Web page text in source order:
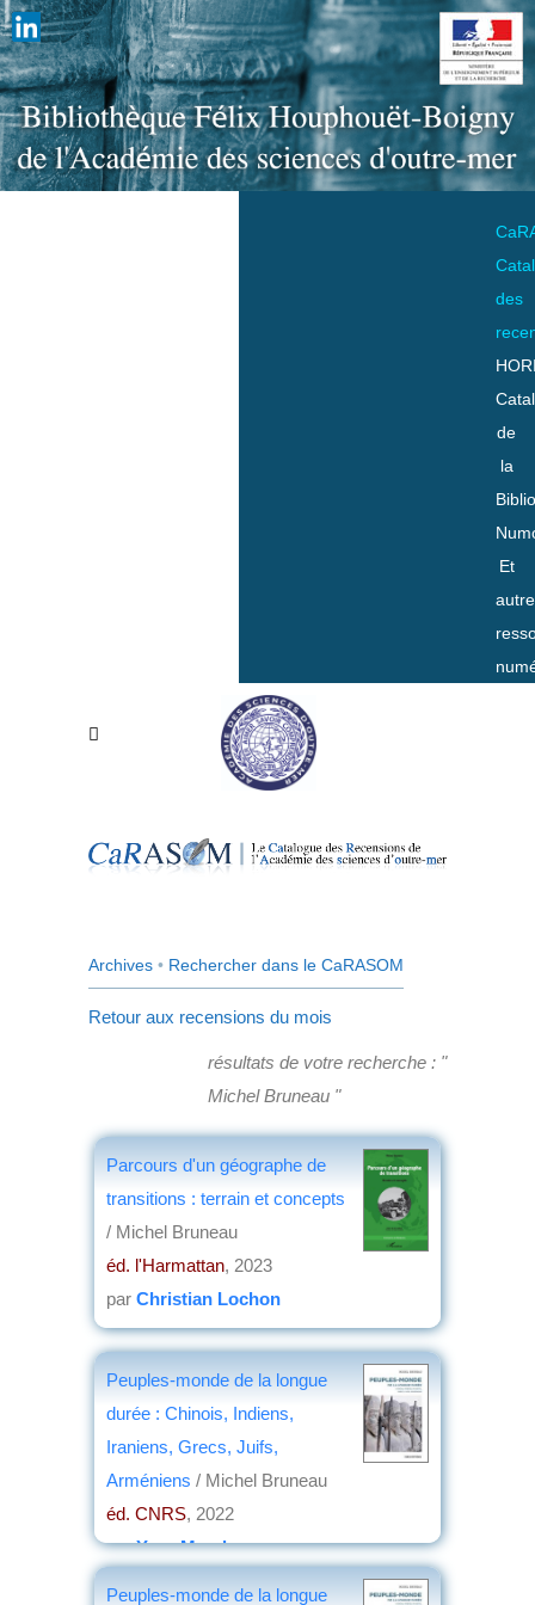
des
de
la
Et
Archives • Rechercher dans le CaRASOM
Retour aux recensions du mois
résultats de votre recherche : "
Michel Bruneau "
Parcours d'un géographe de
transitions : terrain et concepts
/ Michel Bruneau
éd. l'Harmattan, 2023
par Christian Lochon
Peuples-monde de la longue
durée : Chinois, Indiens,
Iraniens, Grecs, Juifs,
Arméniens / Michel Bruneau
éd. CNRS, 2022
parYves Marek
Peuples-monde de la longue